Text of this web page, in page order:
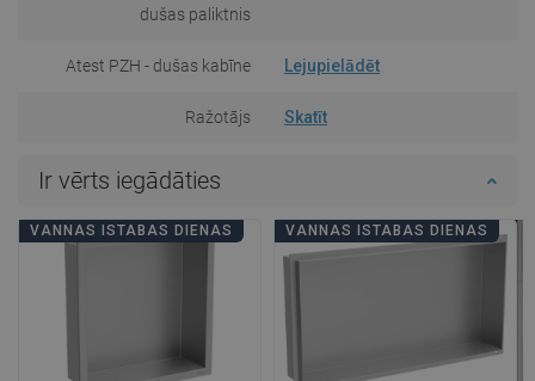
dušas paliktnis
Atest PZH - dušas kabīne Lejupielādēt
Ražotājs Skatīt
Ir vērts iegādāties
VANNAS ISTABAS DIENAS VANNAS ISTABAS DIENAS